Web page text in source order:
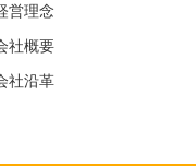
営理念
社概要
社沿革